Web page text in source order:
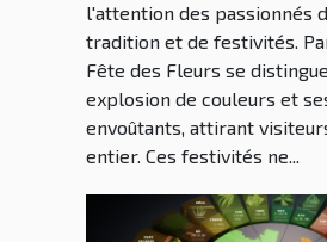
l'attention des passionnés
tradition et de festivités.
Fête des Fleurs se
explosion de couleurs et
envoûtants, attirant
entier. Ces festivités ne...